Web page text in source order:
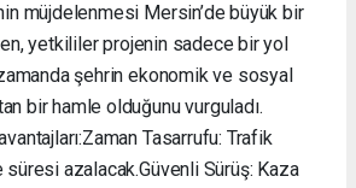
müjdelenmesi Mersin’de büyük bir
yetkililer projenin sadece bir yol
zamanda şehrin ekonomik ve sosyal
bir hamle olduğunu vurguladı.
​Zaman Tasarrufu: Trafik
süresi azalacak. ​Güvenli Sürüş: Kaza